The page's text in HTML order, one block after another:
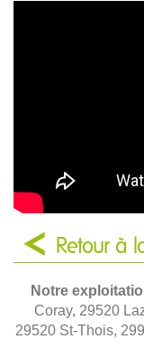
Retour à
Notre
Coray, 29520
29520 St-Thois,